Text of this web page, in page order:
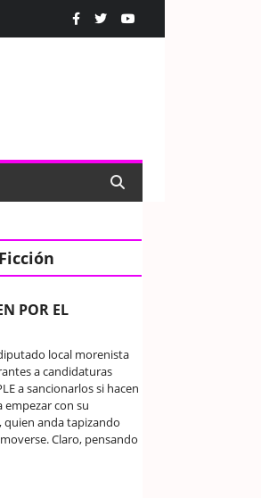
POR EL
local morenista
a candidaturas
a sancionarlos si hacen
empezar con su
quien anda tapizando
Claro, pensando